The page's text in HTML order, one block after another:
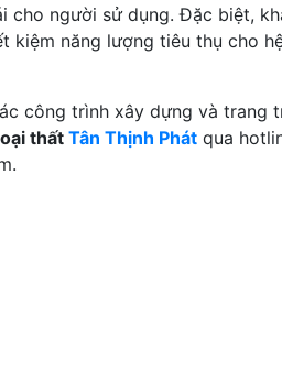
cho người sử dụng. Đặc biệt,
kiệm năng lượng tiêu thụ cho
công trình xây dựng và trang
thấtTân Thịnh Phát qua